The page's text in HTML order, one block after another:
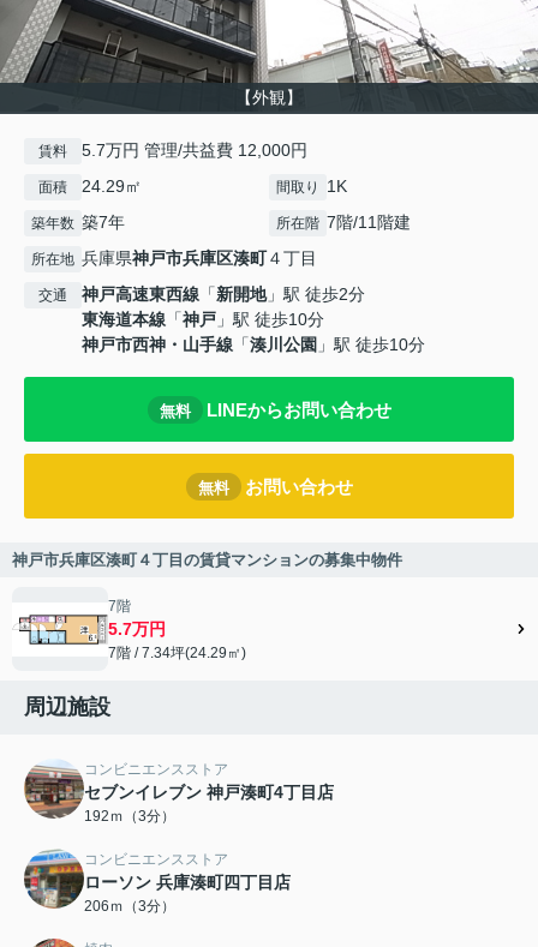
【外観】
賃料 5.7万円 管理/共益費 12,000円
面積 24.29㎡ 間取り 1K
築年数 築7年 所在階 7階/11階建
所在地 兵庫県神戸市兵庫区湊町４丁目
交通 神戸高速東西線 「新開地」駅 徒歩2分
東海道本線 「神戸 」駅 徒歩10分
神戸市西神・山手線 「湊川公園 」駅 徒歩10分
無料 LINEからお問い合わせ
無料 お問い合わせ
神戸市兵庫区湊町４丁目の賃貸マンションの募集中物件
7階
5.7万円
7階 / 7.34坪(24.29㎡)
周辺施設
コンビニエンスストア
セブンイレブン 神戸湊町4丁目店
192ｍ（3分）
コンビニエンスストア
ローソン 兵庫湊町四丁目店
206ｍ（3分）